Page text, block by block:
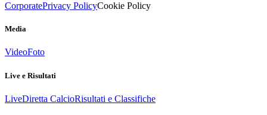
CorporatePrivacy PolicyCookie Policy
Media
VideoFoto
Live e Risultati
LiveDiretta CalcioRisultati e Classifiche